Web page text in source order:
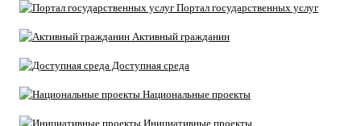
Портал государственных услуг
Активный гражданин
Доступная среда
Национальные проекты
Инициативные проекты